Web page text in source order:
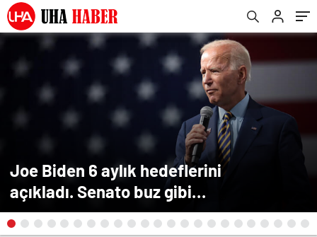
Joe Biden 6 aylık hedeflerini
açıkladı. Senato buz gibi…